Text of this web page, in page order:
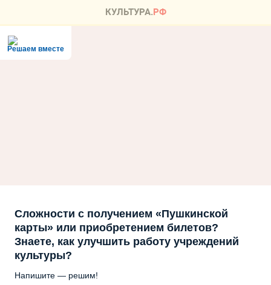
Решаем вместе
Сложности с получением «Пушкинской
карты» или приобретением билетов?
Знаете, как улучшить работу учреждений
культуры?
Напишите — решим!